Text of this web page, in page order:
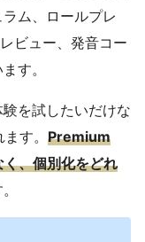
ム、ロールプレ
ビュー、発音コー
す。
を試したいだけな
す。 Premium
、個別化をどれ